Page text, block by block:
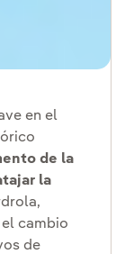
en el
de la
la
cambio
de